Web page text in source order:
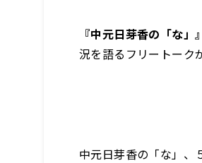
『中元日芽香の「な」
況を語るフリートーク
中元日芽香の「な」、